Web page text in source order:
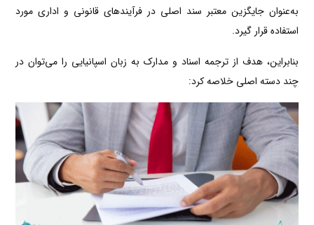
به‌عنوان جایگزین معتبر سند اصلی در فرآیندهای قانونی و اداری مورد
استفاده قرار گیرد.
بنابراین، هدف از ترجمه اسناد و مدارک به زبان اسپانیایی را می‌توان در
چند دسته اصلی خلاصه کرد: